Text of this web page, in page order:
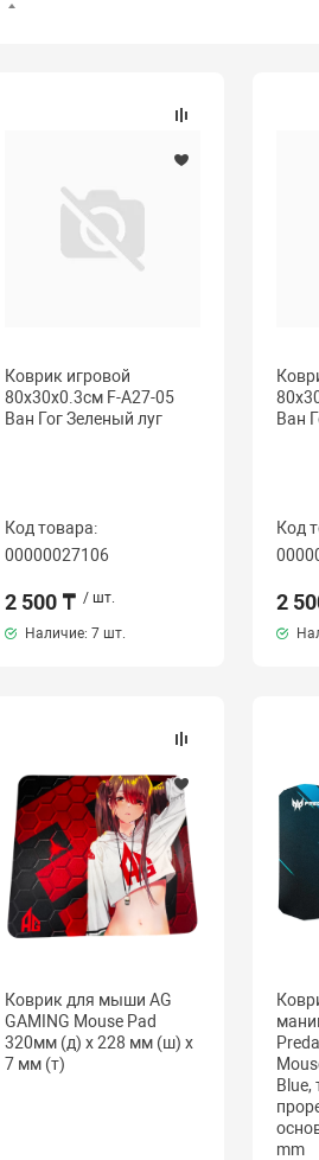
Коврик игровой
80x30x0.3см F-A27-05
Ван Гог Зеленый луг
Код товара:
00000027106
2 500 ₸ / шт.
Наличие: 7 шт.
Ван
Код
2
Коврик для мыши AG
GAMING Mouse Pad
320мм (д) х 228 мм (ш) х
7 мм (т)
Blue,
mm